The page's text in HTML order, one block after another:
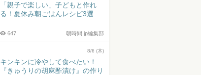
「親子で楽しい」子どもと作れ
る！夏休み朝ごはんレシピ3選
朝時間.jp編集部
647
8/6 (木)
キンキンに冷やして食べたい！
『きゅうりの胡麻酢漬け』の作り